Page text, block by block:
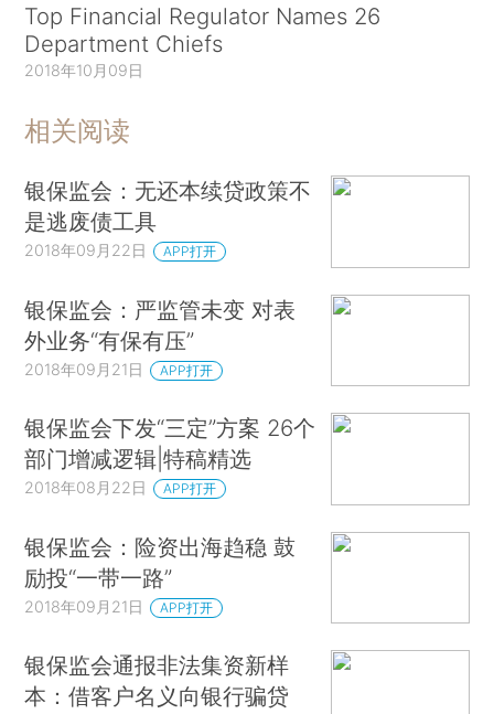
Top Financial Regulator Names 26
Department Chiefs
2018年10月09日
相关阅读
银保监会：无还本续贷政策不
是逃废债工具
2018年09月22日 APP打开
银保监会：严监管未变 对表
外业务“有保有压”
2018年09月21日 APP打开
银保监会下发“三定”方案 26个
部门增减逻辑|特稿精选
2018年08月22日 APP打开
银保监会：险资出海趋稳 鼓
励投“一带一路”
2018年09月21日 APP打开
银保监会通报非法集资新样
本：借客户名义向银行骗贷